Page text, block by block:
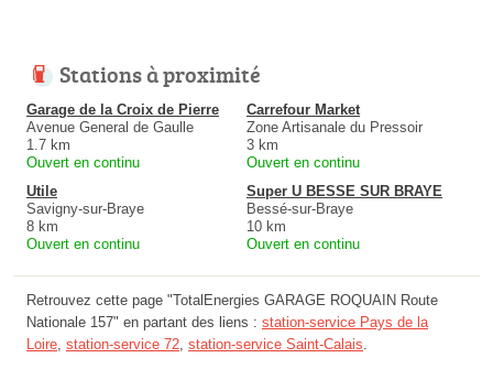
Stations à proximité
Garage de la Croix de Pierre
Avenue General de Gaulle
1.7 km
Ouvert en continu
Carrefour Market
Zone Artisanale du Pressoir
3 km
Ouvert en continu
Utile
Savigny-sur-Braye
8 km
Ouvert en continu
Super U BESSE SUR BRAYE
Bessé-sur-Braye
10 km
Ouvert en continu
Retrouvez cette page "TotalEnergies GARAGE ROQUAIN Route
Nationale 157" en partant des liens : station-service Pays de la
Loire station-service 72 station-service Saint-Calais